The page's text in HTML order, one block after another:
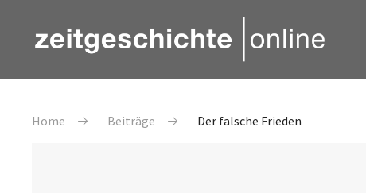
Pfadnavigation
Home Beiträge Der falsche Frieden